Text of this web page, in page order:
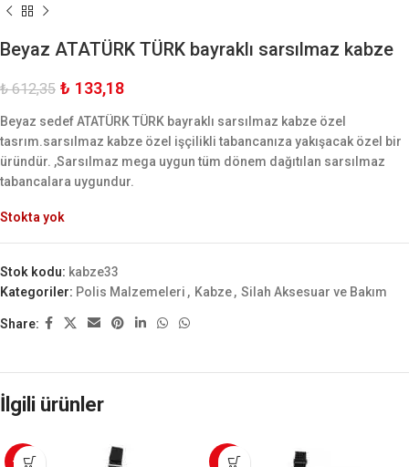
Beyaz ATATÜRK TÜRK bayraklı sarsılmaz kabze
₺612,35 ₺ 133,18
Beyaz sedef ATATÜRK TÜRK bayraklı sarsılmaz kabze özel
tasrım.sarsılmaz kabze özel işçilikli tabancanıza yakışacak özel bir
üründür. ,Sarsılmaz mega uygun tüm dönem dağıtılan sarsılmaz
tabancalara uygundur.
Stokta yok
Stok kodu: kabze33
Kategoriler: Polis Malzemeleri , Kabze, Silah Aksesuar ve Bakım
Share:
İlgili ürünler
-12% -4%